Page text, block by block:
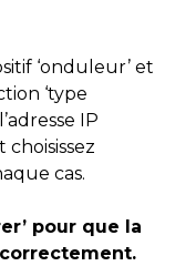
‘onduleur’ et
‘type
IP
cas.
pour que la